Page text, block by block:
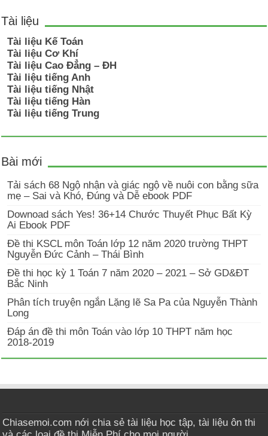
Tài liệu
Tài liệu Kế Toán
Tài liệu Cơ Khí
Tài liệu Cao Đẳng – ĐH
Tài liệu tiếng Anh
Tài liệu tiếng Nhật
Tài liệu tiếng Hàn
Tài liệu tiếng Trung
Bài mới
Tải sách 68 Ngộ nhận và giác ngộ về nuôi con bằng sữa
mẹ – Sai và Khó, Đúng và Dễ ebook PDF
Downoad sách Yes! 36+14 Chước Thuyết Phục Bất Kỳ
Ai Ebook PDF
Đề thi KSCL môn Toán lớp 12 năm 2020 trường THPT
Nguyễn Đức Cảnh – Thái Bình
Đề thi học kỳ 1 Toán 7 năm 2020 – 2021 – Sở GD&ĐT
Bắc Ninh
Phân tích truyện ngắn Lặng lẽ Sa Pa của Nguyễn Thành
Long
Đáp án đề thi môn Toán vào lớp 10 THPT năm học
2018-2019
Chiasemoi.com nới chia sẻ tài liệu học tập, tài liệu ôn thi